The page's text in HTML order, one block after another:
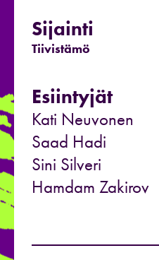
Sijainti
Tiivistämö
Esiintyjät
Kati Neuvonen
Saad Hadi
Sini Silveri
Hamdam Zakirov